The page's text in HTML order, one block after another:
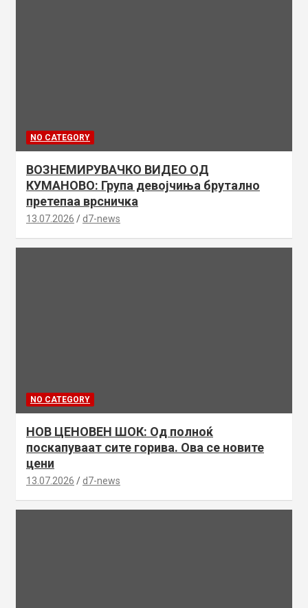
NO CATEGORY
ВОЗНЕМИРУВАЧКО ВИДЕО ОД
КУМАНОВО: Група девојчиња брутално
претепаа врсничка
13.07.2026 d7-news
NO CATEGORY
НОВ ЦЕНОВЕН ШОК: Од полноќ
поскапуваат сите горива. Ова се новите
цени
13.07.2026 d7-news